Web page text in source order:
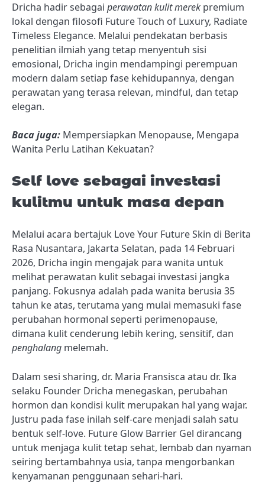
Dricha hadir sebagai perawatan kulit merek premium
lokal dengan filosofi Future Touch of Luxury, Radiate
Timeless Elegance. Melalui pendekatan berbasis
penelitian ilmiah yang tetap menyentuh sisi
emosional, Dricha ingin mendampingi perempuan
modern dalam setiap fase kehidupannya, dengan
perawatan yang terasa relevan, mindful, dan tetap
elegan.
Baca juga: Mempersiapkan Menopause, Mengapa
Wanita Perlu Latihan Kekuatan?
Self love sebagai investasi
kulitmu untuk masa depan
Melalui acara bertajuk Love Your Future Skin di Berita
Rasa Nusantara, Jakarta Selatan, pada 14 Februari
2026, Dricha ingin mengajak para wanita untuk
melihat perawatan kulit sebagai investasi jangka
panjang. Fokusnya adalah pada wanita berusia 35
tahun ke atas, terutama yang mulai memasuki fase
perubahan hormonal seperti perimenopause,
dimana kulit cenderung lebih kering, sensitif, dan
penghalang melemah.
Dalam sesi sharing, dr. Maria Fransisca atau dr. Ika
selaku Founder Dricha menegaskan, perubahan
hormon dan kondisi kulit merupakan hal yang wajar.
Justru pada fase inilah self-care menjadi salah satu
bentuk self-love. Future Glow Barrier Gel dirancang
untuk menjaga kulit tetap sehat, lembab dan nyaman
seiring bertambahnya usia, tanpa mengorbankan
kenyamanan penggunaan sehari-hari.